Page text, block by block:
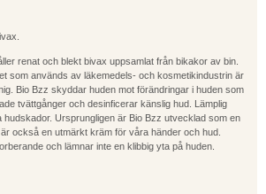
renat och blekt bivax uppsamlat från bikakor av bin.
som används av läkemedels- och kosmetikindustrin är
Bio Bzz skyddar huden mot förändringar i huden som
tvättgånger och desinficerar känslig hud. Lämplig
hudskador. Ursprungligen är Bio Bzz utvecklad som en
också en utmärkt kräm för våra händer och hud.
och lämnar inte en klibbig yta på huden.